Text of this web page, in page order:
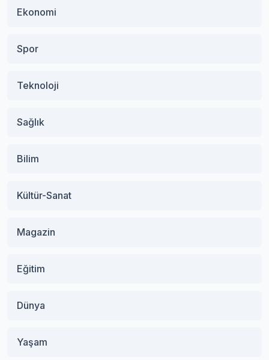
Ekonomi
Spor
Teknoloji
Sağlık
Bilim
Kültür-Sanat
Magazin
Eğitim
Dünya
Yaşam